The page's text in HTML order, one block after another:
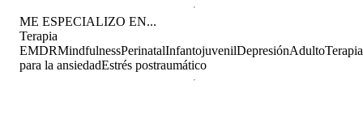
ME ESPECIALIZO EN...
Terapia
EMDRMindfulnessPerinatalInfantojuvenilDepresiónAdultoTerapia
para la ansiedadEstrés postraumático